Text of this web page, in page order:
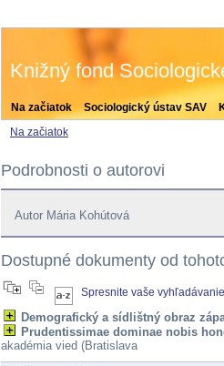
Na začiatok Sociologický ústav SAV
Knižný fond
Na začiatok
Podrobnosti o autorovi
Autor Mária Kohútová
Dostupné dokumenty od
Spresnite vaše vyhľadávanie
Demografický a sídlištný obraz
Prudentissimae dominae nobis
akadémia vied (Bratislava